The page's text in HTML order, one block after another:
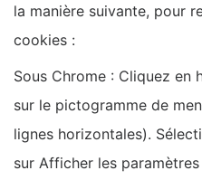
la manière suivante, pour
cookies :
Sous Chrome : Cliquez en
sur le pictogramme de
lignes horizontales).
sur Afficher les